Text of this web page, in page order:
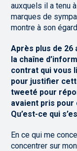
auxquels il a tenu
marques de
montre à son
Après plus de 26
la chaîne
contrat qui vous
pour justifier
tweeté pour
avaient pris
Qu’est-ce qui
En ce qui me
concentrer sur